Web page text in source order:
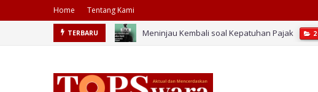
Home Tentang Kami
TERBARU HIV Meningkat, Ada Apa dengan Generasi Kita?